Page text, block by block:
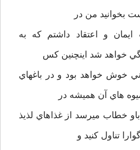
بخوانيد من در
ايمان و اعتقاد داشتم که به
خواهد شد اينچنين کس
خوش خواهد بود و در باغهاي
هاي آن هميشه در
خطاب ميرسد از غذاهاي لذيذ
تناول کنيد و